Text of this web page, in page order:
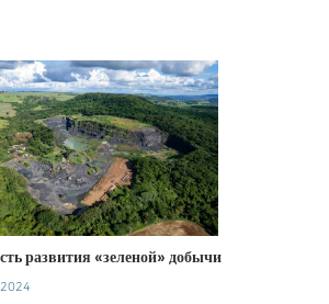
развития «зеленой» добычи